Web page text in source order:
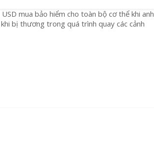
mua bảo hiểm cho toàn bộ cơ thể khi anh
bị thương trong quá trình quay các cảnh